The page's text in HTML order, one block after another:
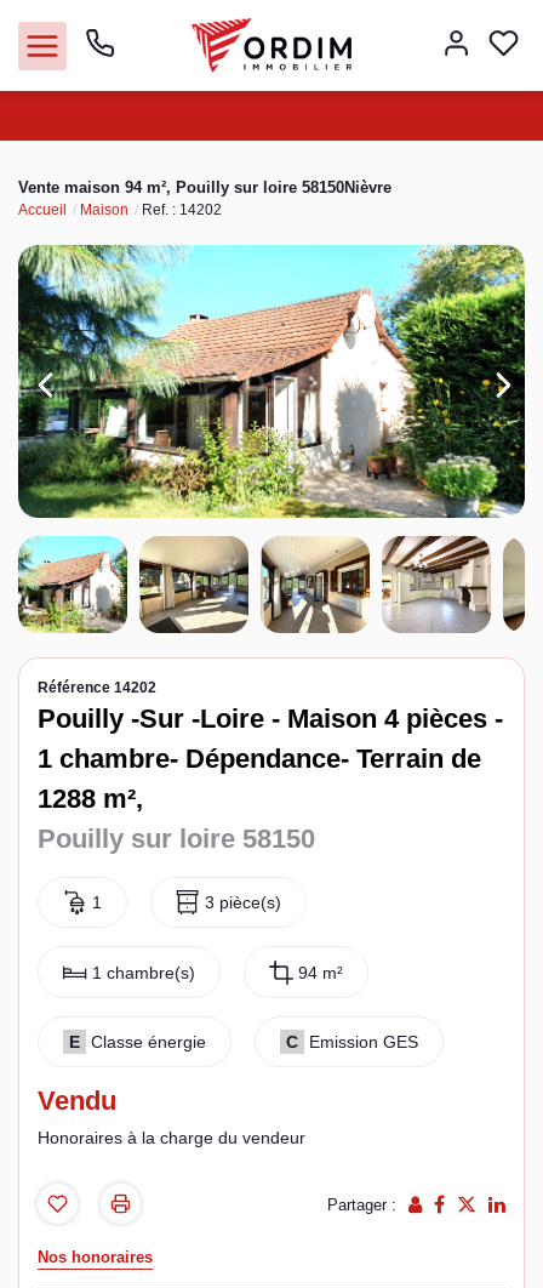
Acheter
Louer
Vendre
Immobilier pro
Faire gérer
Syndic
Espace client
Vente maison 94 m², Pouilly sur loire 58150Nièvre
Accueil Maison Ref. : 14202
Référence 14202
Pouilly -Sur -Loire - Maison 4 pièces -
1 chambre- Dépendance- Terrain de
1288 m²,
Pouilly sur loire 58150
1 3 pièce(s)
1 chambre(s) 94 m²
E Classe énergie C Emission GES
Vendu
Honoraires à la charge du vendeur
Partager :
Nos honoraires